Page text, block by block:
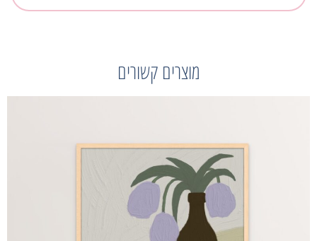
מוצרים קשורים